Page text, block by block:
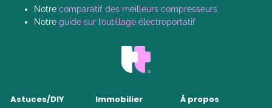
Notre comparatif des meilleurs compresseurs
Notre guide sur l’outillage électroportatif
Astuces/DIY Immobilier À propos